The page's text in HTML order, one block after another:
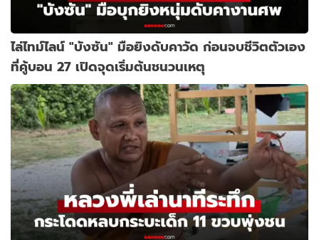
ไล่ไทม์ไลน์ "บังซัน" มือยิงดับคาวัด ก่อนจบชีวิตตัวเอง
ที่คู้บอน 27 เปิดจุดเริ่มต้นชนวนเหตุ